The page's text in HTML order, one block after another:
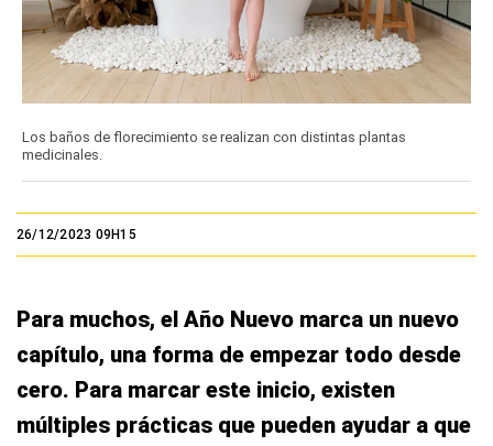
Los baños de florecimiento se realizan con distintas plantas
medicinales.
26/12/2023 09H15
Para muchos, el Año Nuevo marca un nuevo
capítulo, una forma de empezar todo desde
cero. Para marcar este inicio, existen
múltiples prácticas que pueden ayudar a que